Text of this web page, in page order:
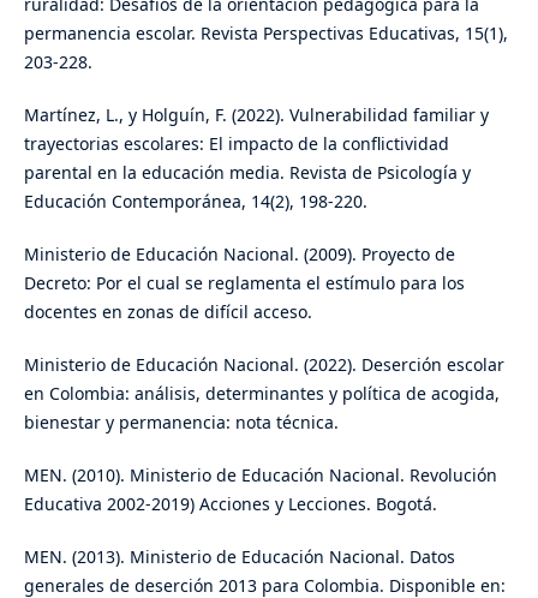
permanencia escolar. Revista Perspectivas Educativas, 15(1),
203-228.
Martínez, L., y Holguín, F. (2022). Vulnerabilidad familiar y
trayectorias escolares: El impacto de la conflictividad
parental en la educación media. Revista de Psicología y
Educación Contemporánea, 14(2), 198-220.
Ministerio de Educación Nacional. (2009). Proyecto de
Decreto: Por el cual se reglamenta el estímulo para los
docentes en zonas de difícil acceso.
Ministerio de Educación Nacional. (2022). Deserción escolar
en Colombia: análisis, determinantes y política de acogida,
bienestar y permanencia: nota técnica.
MEN. (2010). Ministerio de Educación Nacional. Revolución
Educativa 2002-2019) Acciones y Lecciones. Bogotá.
MEN. (2013). Ministerio de Educación Nacional. Datos
generales de deserción 2013 para Colombia. Disponible en: